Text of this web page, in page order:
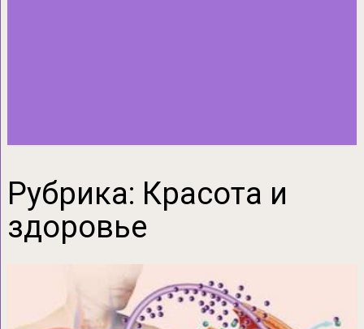
Рубрика: Красота и
здоровье